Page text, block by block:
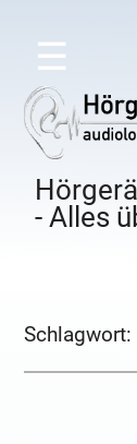
☰
- Alles
Schlagwort: